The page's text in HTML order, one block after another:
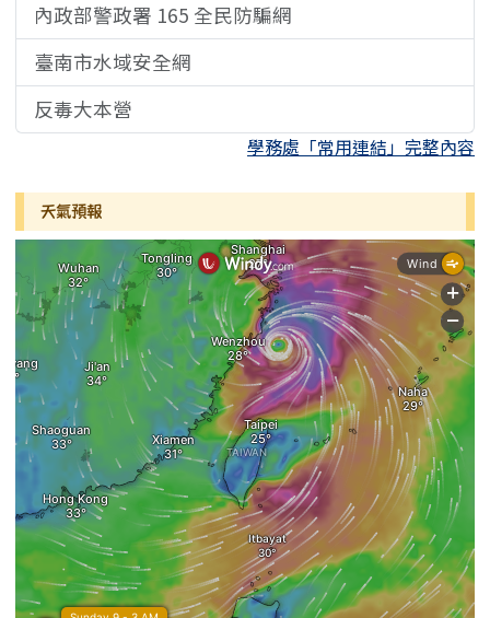
內政部警政署 165 全民防騙網
臺南市水域安全網
反毒大本營
學務處「常用連結」完整內容
天氣預報